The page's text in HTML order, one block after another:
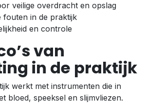
veilige overdracht en opslag
fouten in de praktijk
en controle
van
in de praktijk
werkt met instrumenten die in
bloed, speeksel en slijmvliezen.